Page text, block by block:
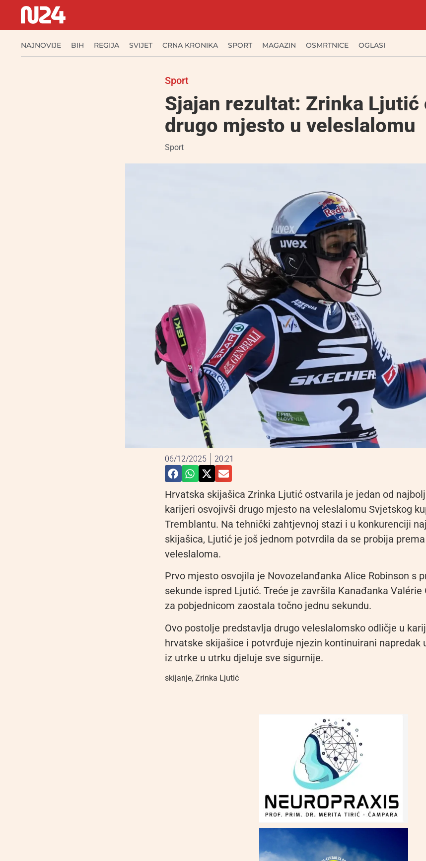
NAJNOVIJE BIH REGIJA SVIJET CRNA KRONIKA SPORT MAGAZIN OSMRTNICE OGLASI
Sport
Sjajan rezultat: Zrinka Ljutić
drugo mjesto u veleslalomu
Sport
06/12/2025 20:21
Hrvatska skijašica Zrinka Ljutić ostvarila je jedan od
karijeri osvojivši drugo mjesto na veleslalomu Svjetskog
Tremblantu. Na tehnički zahtjevnoj stazi i u konkurenciji
skijašica, Ljutić je još jednom potvrdila da se probija
veleslaloma.
Prvo mjesto osvojila je Novozelanđanka Alice Robinson s
sekunde ispred Ljutić. Treće je završila Kanađanka Valérie
za pobjednicom zaostala točno jednu sekundu.
Ovo postolje predstavlja drugo veleslalomsko odličje u
hrvatske skijašice i potvrđuje njezin kontinuirani napredak
iz utrke u utrku djeluje sve sigurnije.
skijanje, Zrinka Ljutić